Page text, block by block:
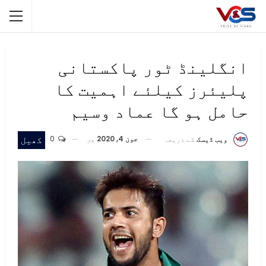
انگلینڈ ٹور پاکستانی
پلیئرز کیلئے اہمیت کا
حامل ہو گا عماد وسیم
کھیل ویب ڈیسک کے ذریعہ جون 4, 2020 پر